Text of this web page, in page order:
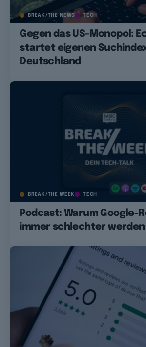
BREAK/THE NEWS TECH
Gegen das US-Monopol:
startet eigenen
Deutschland
BREAK/THE WEEK TECH
Podcast: Warum Google-
immer schlechter werden